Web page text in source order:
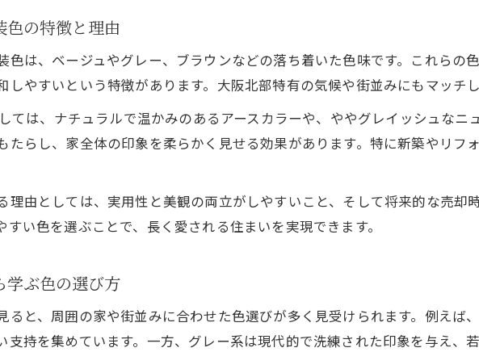
高槻市で外壁塗装業者を選ぶ際の要点
外壁塗装に役立つ機能性塗料の種類と特徴
外壁塗装でよくある色選びの失敗事例
外壁塗装の色で避けた方がいいケース解説
色の特徴と理由
色は、ベージュやグレー、ブラウンなどの落ち着いた色味です。これらの
しやすいという特徴があります。大阪北部特有の気候や街並みにもマッチ
ては、ナチュラルで温かみのあるアースカラーや、ややグレイッシュな
たらし、家全体の印象を柔らかく見せる効果があります。特に新築やリフ
理由としては、実用性と美観の両立がしやすいこと、そして将来的な売却
い色を選ぶことで、長く愛される住まいを実現できます。
学ぶ色の選び方
ると、周囲の家や街並みに合わせた色選びが多く見受けられます。例えば
支持を集めています。一方、グレー系は現代的で洗練された印象を与え、